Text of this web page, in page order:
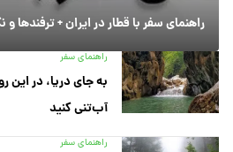
راهنمای سفر با قطار در ایران + ترفندها
راهنمای سفر
به جای دریا، در
آب‌تنی کنید
راهنمای سفر